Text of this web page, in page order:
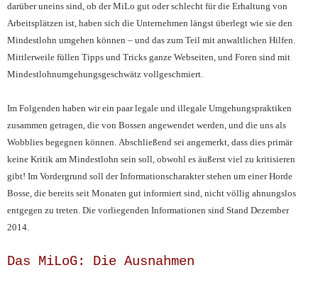
darüber uneins sind, ob der MiLo gut oder schlecht für die Erhaltung von
Arbeitsplätzen ist, haben sich die Unternehmen längst überlegt wie sie den
Mindestlohn umgehen können – und das zum Teil mit anwaltlichen Hilfen.
Mittlerweile füllen Tipps und Tricks ganze Webseiten, und Foren sind mit
Mindestlohnumgehungsgeschwätz vollgeschmiert.
Im Folgenden haben wir ein paar legale und illegale Umgehungspraktiken
zusammen getragen, die von Bossen angewendet werden, und die uns als
Wobblies begegnen können. Abschließend sei angemerkt, dass dies primär
keine Kritik am Mindestlohn sein soll, obwohl es äußerst viel zu kritisieren
gibt! Im Vordergrund soll der Informationscharakter stehen um einer Horde
Bosse, die bereits seit Monaten gut informiert sind, nicht völlig ahnungslos
entgegen zu treten. Die vorliegenden Informationen sind Stand Dezember
2014.
Das MiLoG: Die Ausnahmen